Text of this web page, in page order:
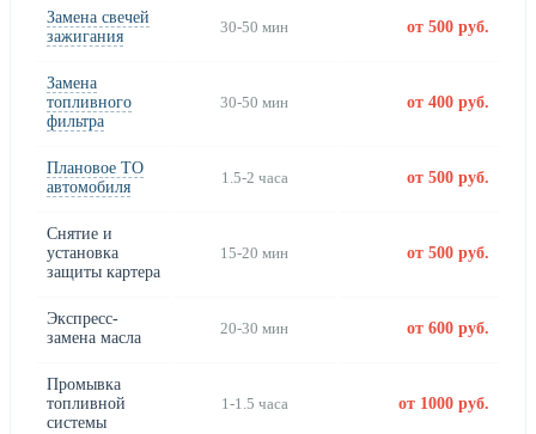
Замена свечей
зажигания
30-50 мин от 500 руб.
Замена
топливного
фильтра
30-50 мин от 400 руб.
Плановое ТО
автомобиля
1.5-2 часа от 500 руб.
Снятие и
установка
защиты картера
15-20 мин от 500 руб.
Экспресс-
замена масла
20-30 мин от 600 руб.
Промывка
топливной
системы
1-1.5 часа от 1000 руб.